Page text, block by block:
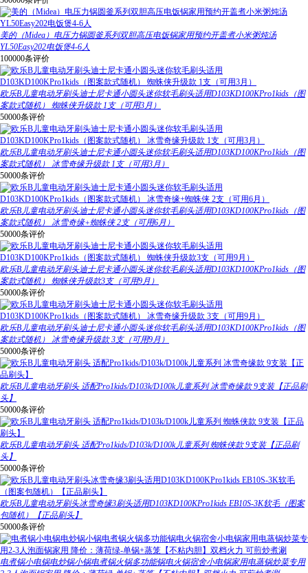
美的（Midea）电压力锅圆釜系列双胆高压电饭锅家用预约开盖煮小米粥炖汤
YL50Easy202电饭煲4-6人
100000条评价
欧乐B儿童电动牙刷头迪士尼卡通小圆头迷你软毛刷头适用D103KD100KPro1kids（图
案款式随机） 蜘蛛侠升级款 1支（可用3月）
50000条评价
欧乐B儿童电动牙刷头迪士尼卡通小圆头迷你软毛刷头适用D103KD100KPro1kids（图
案款式随机） 冰雪奇缘升级款 1支（可用3月）
50000条评价
欧乐B儿童电动牙刷头迪士尼卡通小圆头迷你软毛刷头适用D103KD100KPro1kids（图
案款式随机） 冰雪奇缘+蜘蛛侠 2支（可用6月）
50000条评价
欧乐B儿童电动牙刷头迪士尼卡通小圆头迷你软毛刷头适用D103KD100KPro1kids（图
案款式随机） 蜘蛛侠升级款3支（可用9月）
50000条评价
欧乐B儿童电动牙刷头迪士尼卡通小圆头迷你软毛刷头适用D103KD100KPro1kids（图
案款式随机） 冰雪奇缘升级款 3支（可用9月）
50000条评价
欧乐B儿童电动牙刷头 适配Pro1kids/D103k/D100k儿童系列 冰雪奇缘款 9支装【正品刷
头】
50000条评价
欧乐B儿童电动牙刷头 适配Pro1kids/D103k/D100k儿童系列 蜘蛛侠款 9支装【正品刷
头】
50000条评价
欧乐B儿童电动牙刷头冰雪奇缘3刷头适用D103KD100KPro1kids EB10S-3K软毛（图案
包随机）【正品刷头】
50000条评价
电煮锅小电锅电炒锅小锅电煮锅火锅多功能锅电火锅宿舍小电锅家用电蒸锅炒菜专用